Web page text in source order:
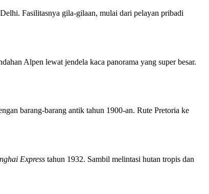
Fasilitasnya gila-gilaan, mulai dari pelayan pribadi
Alpen lewat jendela kaca panorama yang super besar.
barang-barang antik tahun 1900-an. Rute Pretoria ke
Express tahun 1932. Sambil melintasi hutan tropis dan